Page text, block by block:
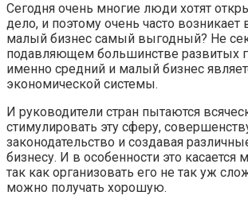
Сегодня очень многие люди хотят
дело, и поэтому очень часто возникает
малый бизнес самый выгодный? Не
подавляющем большинстве развитых
именно средний и малый бизнес
экономической системы.
И руководители стран пытаются
стимулировать эту сферу,
законодательство и создавая
бизнесу. И в особенности это касается
так как организовать его не так уж
можно получать хорошую.